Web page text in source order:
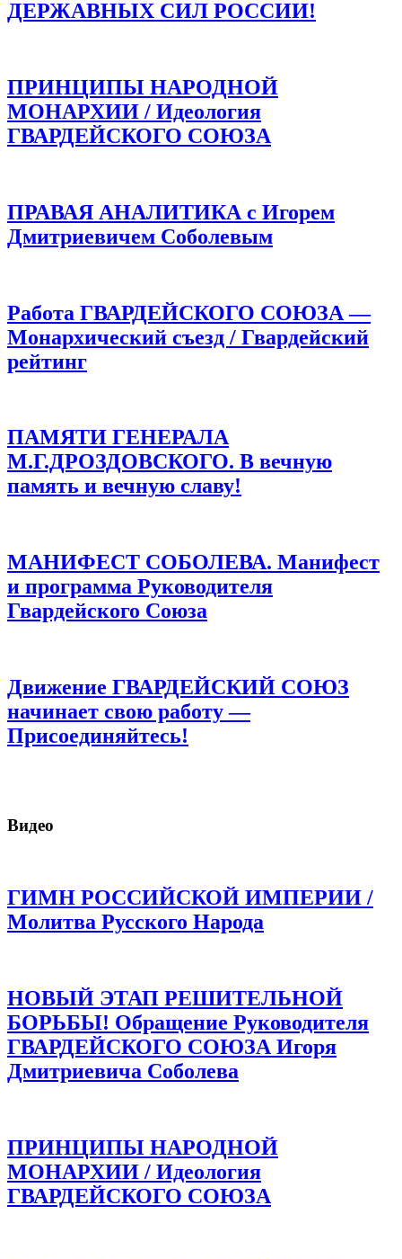
ДЕРЖАВНЫХ СИЛ РОССИИ!
ПРИНЦИПЫ НАРОДНОЙ
МОНАРХИИ / Идеология
ГВАРДЕЙСКОГО СОЮЗА
ПРАВАЯ АНАЛИТИКА с Игорем
Дмитриевичем Соболевым
Работа ГВАРДЕЙСКОГО СОЮЗА —
Монархический съезд / Гвардейский
рейтинг
ПАМЯТИ ГЕНЕРАЛА
М.Г.ДРОЗДОВСКОГО. В вечную
память и вечную славу!
МАНИФЕСТ СОБОЛЕВА. Манифест
и программа Руководителя
Гвардейского Союза
Движение ГВАРДЕЙСКИЙ СОЮЗ
начинает свою работу —
Присоединяйтесь!
Видео
ГИМН РОССИЙСКОЙ ИМПЕРИИ /
Молитва Русского Народа
НОВЫЙ ЭТАП РЕШИТЕЛЬНОЙ
БОРЬБЫ! Обращение Руководителя
ГВАРДЕЙСКОГО СОЮЗА Игоря
Дмитриевича Соболева
ПРИНЦИПЫ НАРОДНОЙ
МОНАРХИИ / Идеология
ГВАРДЕЙСКОГО СОЮЗА